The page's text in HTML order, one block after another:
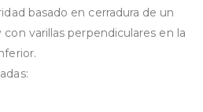
basado en cerradura de un
varillas perpendiculares en la